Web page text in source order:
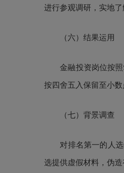
进行参观调研，实地了
（六） 结果运用
金融投资岗位按
按四舍五入保留至小数
（七）背景调查
对排名第一的人
选提供虚假材料，伪